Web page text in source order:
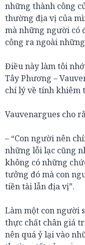
những thành công
thường địa vị của
mà những người có
công ra ngoài
Điều này làm tôi
Tây Phương –
chí lý về tính khiêm
Vauvenargues cho
– “Con người nên
những lỗi lạc cũng
không có những
tưởng đó mà con
tiền tài lẫn địa vị”.
Làm một con người
thực chất chân giá
nên quá ỷ lại vào